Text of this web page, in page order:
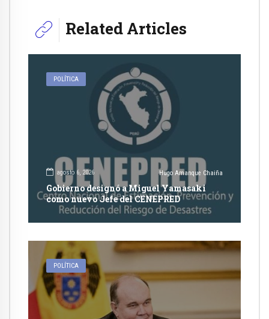
Related Articles
POLÍTICA
agosto 6, 2026 Hugo Amanque Chaiña
Gobierno designó a Miguel Yamasaki
como nuevo Jefe del CENEPRED
POLÍTICA